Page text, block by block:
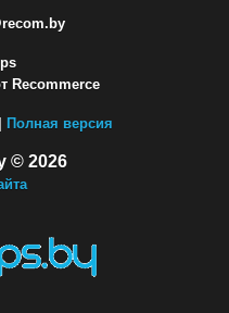
Recommerce
Полная версия
© 2026